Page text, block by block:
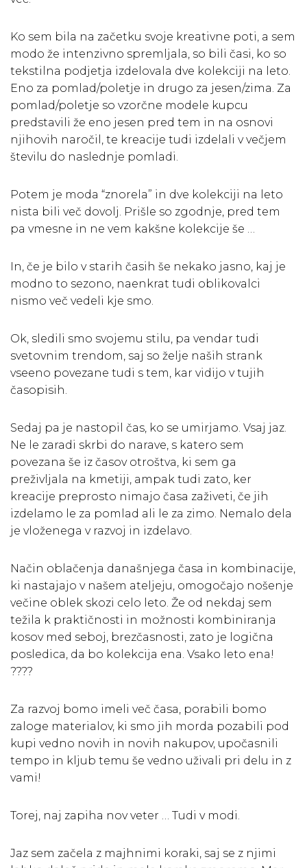
Ko sem bila na začetku svoje kreativne poti, a sem
modo že intenzivno spremljala, so bili časi, ko so
tekstilna podjetja izdelovala dve kolekciji na leto.
Eno za pomlad/poletje in drugo za jesen/zima. Za
pomlad/poletje so vzorčne modele kupcu
predstavili že eno jesen pred tem in na osnovi
njihovih naročil, te kreacije tudi izdelali v večjem
številu do naslednje pomladi.
Potem je moda “znorela” in dve kolekciji na leto
nista bili več dovolj. Prišle so zgodnje, pred tem
pa vmesne in ne vem kakšne kolekcije še …
In, če je bilo v starih časih še nekako jasno, kaj je
modno to sezono, naenkrat tudi oblikovalci
nismo več vedeli kje smo.
Ok, sledili smo svojemu stilu, pa vendar tudi
svetovnim trendom, saj so želje naših strank
vseeno povezane tudi s tem, kar vidijo v tujih
časopisih.
Sedaj pa je nastopil čas, ko se umirjamo. Vsaj jaz.
Ne le zaradi skrbi do narave, s katero sem
povezana še iz časov otroštva, ki sem ga
preživljala na kmetiji, ampak tudi zato, ker
kreacije preprosto nimajo časa zaživeti, če jih
izdelamo le za pomlad ali le za zimo. Nemalo dela
je vloženega v razvoj in izdelavo.
Način oblačenja današnjega časa in kombinacije,
ki nastajajo v našem ateljeju, omogočajo nošenje
večine oblek skozi celo leto. Že od nekdaj sem
težila k praktičnosti in možnosti kombiniranja
kosov med seboj, brezčasnosti, zato je logična
posledica, da bo kolekcija ena. Vsako leto ena!
????
Za razvoj bomo imeli več časa, porabili bomo
zaloge materialov, ki smo jih morda pozabili pod
kupi vedno novih in novih nakupov, upočasnili
tempo in kljub temu še vedno uživali pri delu in z
vami!
Torej, naj zapiha nov veter … Tudi v modi.
Jaz sem začela z majhnimi koraki, saj se z njimi